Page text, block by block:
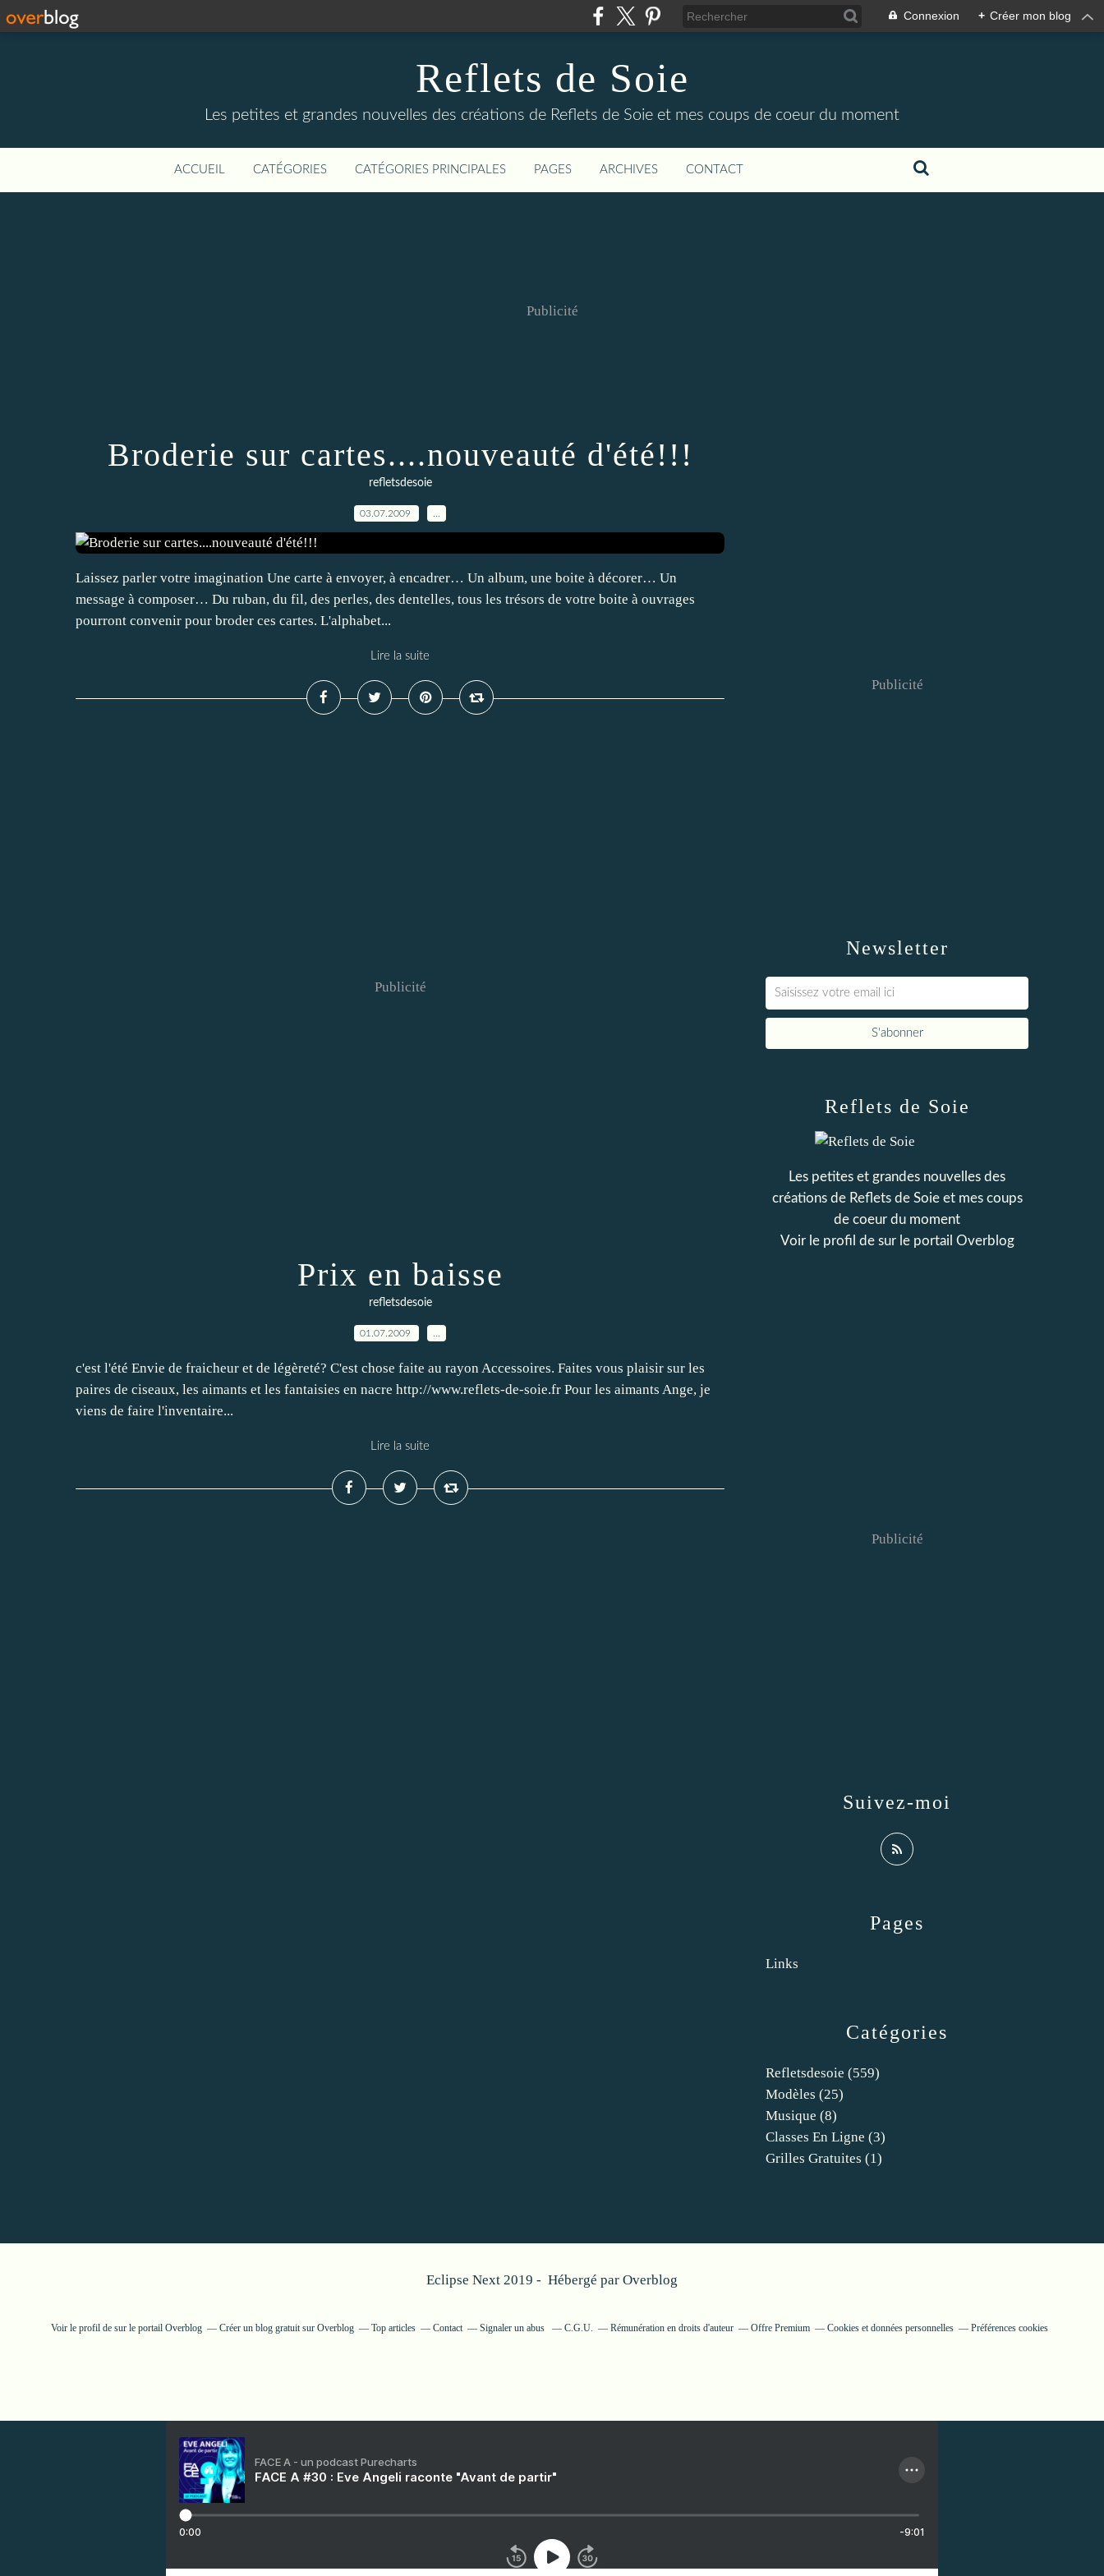
Connexion + Créer mon blog
Reflets de Soie
Les petites et grandes nouvelles des créations de Reflets de Soie et mes coups de coeur du moment
ACCUEIL CATÉGORIES CATÉGORIES PRINCIPALES PAGES ARCHIVES CONTACT
Publicité
Broderie sur cartes....nouveauté d'été!!!
refletsdesoie
03.07.2009
Laissez parler votre imagination Une carte à envoyer, à encadrer… Un album, une boite à décorer… Un
message à composer… Du ruban, du fil, des perles, des dentelles, tous les trésors de votre boite à ouvrages
pourront convenir pour broder ces cartes. L'alphabet...
Lire la suite
Publicité
Prix en baisse
refletsdesoie
01.07.2009
c'est l'été Envie de fraicheur et de légèreté? C'est chose faite au rayon Accessoires. Faites vous plaisir sur les
paires de ciseaux, les aimants et les fantaisies en nacre http://www.reflets-de-soie.fr Pour les aimants Ange, je
viens de faire l'inventaire...
Lire la suite
Newsletter
Publicité
Catégories
Refletsdesoie (559)
Modèles (25)
Musique (8)
Classes En Ligne (3)
Grilles Gratuites (1)
Pages
Links
Reflets de Soie
Les petites et grandes nouvelles des
créations de Reflets de Soie et mes coups
de coeur du moment
Voir le profil de sur le portail Overblog
Suivez-moi
Publicité
Eclipse Next 2019 - Hébergé par Overblog
Voir le profil de sur le portail Overblog Créer un blog gratuit sur Overblog Top articles Contact Signaler un abus C.G.U. Rémunération en droits d'auteur Offre Premium Cookies et données personnelles Préférences cookies
FACE A - un podcast Purecharts
FACE A #30 : Eve Angeli raconte "Avant de partir"
0:00 -9:01